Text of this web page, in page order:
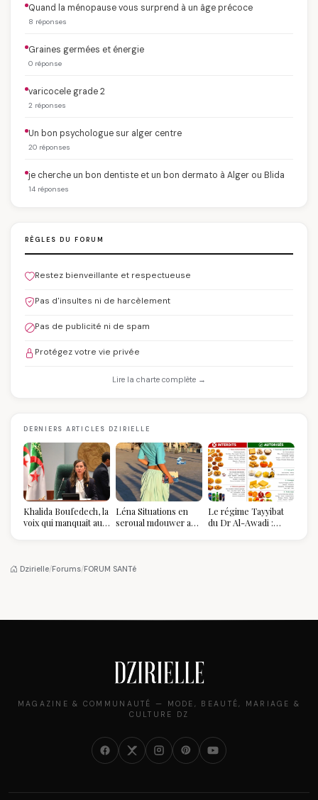
Quand la ménopause vous surprend à un âge précoce
8 réponses
Graines germées et énergie
0 réponse
varicocele grade 2
2 réponses
Un bon psychologue sur alger centre
20 réponses
je cherche un bon dentiste et un bon dermato à Alger ou Blida
14 réponses
RÈGLES DU FORUM
Restez bienveillante et respectueuse
Pas d'insultes ni de harcèlement
Pas de publicité ni de spam
Protégez votre vie privée
Lire la charte complète →
DERNIERS ARTICLES DZIRIELLE
Khalida Boufedech, la
voix qui manquait au
Léna Situations en
seroual mdouwer au
pièce mode de l'été
Le régime Tayyibat
du Dr Al-Awadi :
Dzirielle/Forums/FORUM SANTé
MAGAZINE & COMMUNAUTÉ — MODE, BEAUTÉ, MARIAGE &
CULTURE DZ